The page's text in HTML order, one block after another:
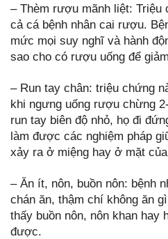
– Thèm rượu mãnh liệt:
cả cá bệnh nhân cai rượu.
mức mọi suy nghĩ và hành
sao cho có rượu uống để
– Run tay chân: triệu chứng
khi ngưng uống rượu chừng
run tay biên độ nhỏ, họ đi
làm được các nghiệm pháp
xảy ra ở miệng hay ở mặt
– Ăn ít, nôn, buồn nôn: bệnh
chán ăn, thậm chí không ăn
thấy buồn nôn, nôn khan hay
được.